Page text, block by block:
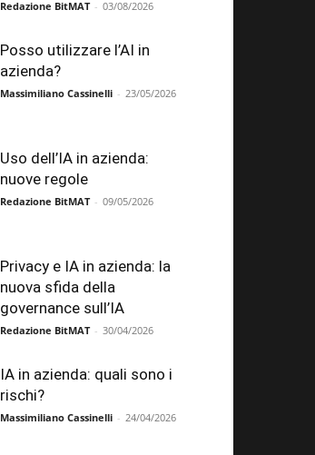
Redazione BitMAT - 03/08/2026
Posso utilizzare l’AI in
azienda?
Massimiliano Cassinelli - 23/05/2026
Uso dell’IA in azienda:
nuove regole
Redazione BitMAT - 09/05/2026
Privacy e IA in azienda: la
nuova sfida della
governance sull’IA
Redazione BitMAT - 30/04/2026
IA in azienda: quali sono i
rischi?
Massimiliano Cassinelli - 24/04/2026